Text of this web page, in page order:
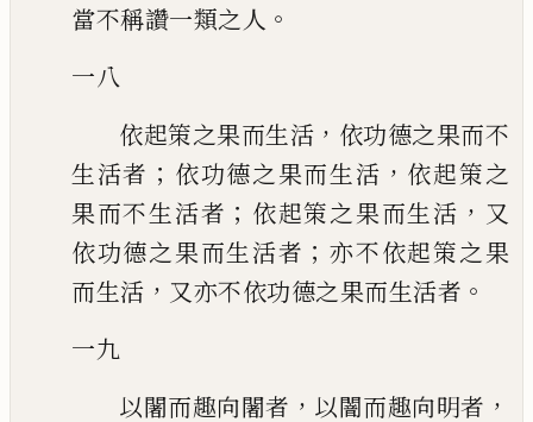
當不稱讚一類之人 。
一八
依起策之果而生活 ， 依功德之果而不
生活者 ； 依功德之果而生活 ， 依起策之
果而不生活者 ； 依起策之果而生活 ， 又
依功德之果而生活者 ； 亦不依起策之果
而生活 ， 又亦不依功德之果而生活者 。
一九
以闍而趣向闍者 ， 以闇而趣向明者 ，